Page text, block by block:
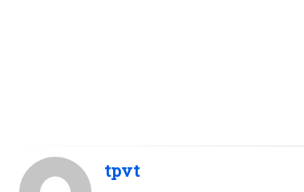
tpvt
с
на